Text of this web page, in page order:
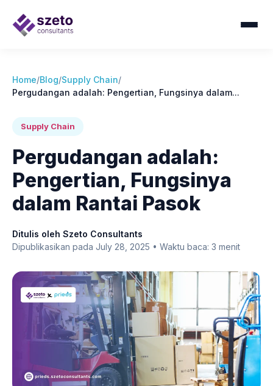
Home/Blog/Supply Chain/
Pergudangan adalah: Pengertian, Fungsinya dalam...
Supply Chain
Pergudangan adalah:
Pengertian, Fungsinya
dalam Rantai Pasok
Ditulis oleh Szeto Consultants
Dipublikasikan pada July 28, 2025 • Waktu baca: 3 menit